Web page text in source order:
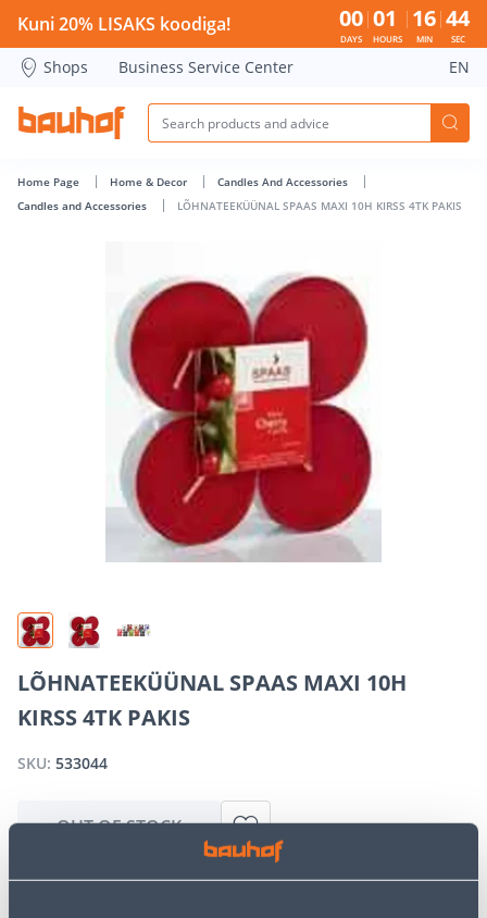
LÕHNATEEKÜÜNAL SPAAS MAXI 10H KIRSS 4TK PAKIS -
Kuni 20% LISAKS koodiga! 00
DAYS
01
HOURS
16
MIN
43
SEC
Shops Business Service Center EN
Home Page Home & Decor
Candles And Accessories
Candles and Accessories
LÕHNATEEKÜÜNAL SPAAS MAXI 10H KIRSS 4TK PAKIS
LÕHNATEEKÜÜNAL SPAAS MAXI 10H
KIRSS 4TK PAKIS
SKU: 533044
OUT OF STOCK